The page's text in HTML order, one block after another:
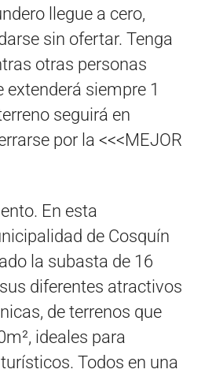
llegue a cero,
sin ofertar. Tenga
otras personas
siempre 1
seguirá en
por la <<<MEJOR
En esta
de Cosquín
la subasta de 16
diferentes atractivos
de terrenos que
ideales para
Todos en una